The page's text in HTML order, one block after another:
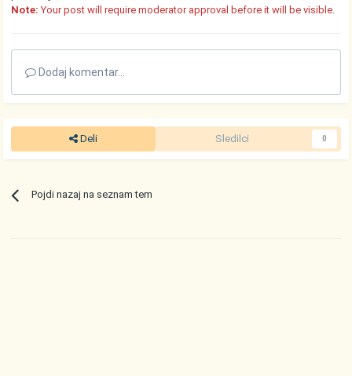
Note: Your post will require moderator approval before it will be visible.
Dodaj komentar...
Deli Sledilci 0
Pojdi nazaj na seznam tem